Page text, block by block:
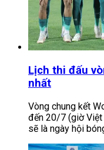
Lịch thi đấu
nhất
Vòng chung kết
đến 20/7 (giờ Việt
sẽ là ngày hội